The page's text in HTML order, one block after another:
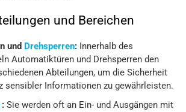
und Bereichen
und Drehsperren: Innerhalb des
Automatiktüren und Drehsperren den
Abteilungen, um die Sicherheit
sensibler Informationen zu gewährleisten.
: Sie werden oft an Ein- und Ausgängen mit